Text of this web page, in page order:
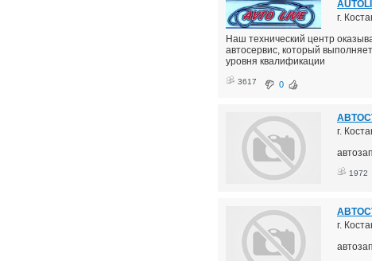
г.
Наш технический центр
автосервис, который
уровня квалификации
3617 0
г.
1972
г.